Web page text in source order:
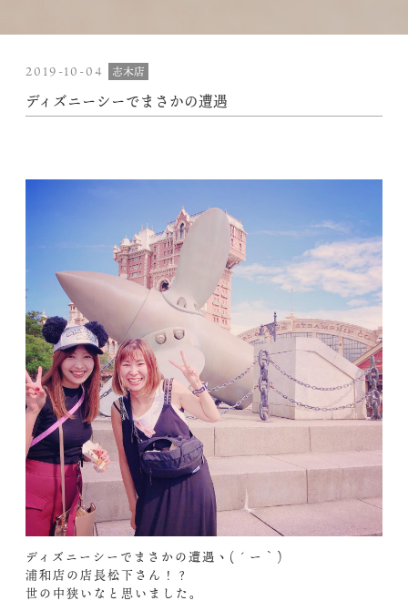
2019-10-04 志木店
ディズニーシーでまさかの遭遇
ディズニーシーでまさかの遭遇ヽ(´ー｀)
浦和店の店長松下さん！？
世の中狭いなと思いました。